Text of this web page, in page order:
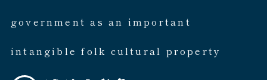
government as an important
intangible folk cultural property